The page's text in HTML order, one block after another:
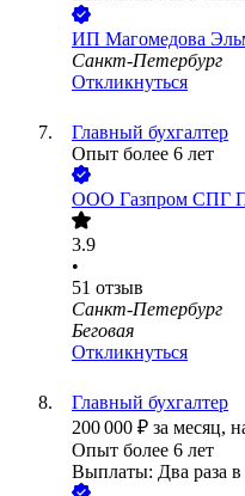
ИП Магомедова
Санкт-Петербург
Откликнуться
Главный бухгалтер
Опыт более 6 лет
ООО Газпром СПГ
3.9
•
51 отзыв
Санкт-Петербург
Беговая
Откликнуться
Главный бухгалтер
200 000 ₽ за месяц,
Опыт более 6 лет
Выплаты: Два раза в